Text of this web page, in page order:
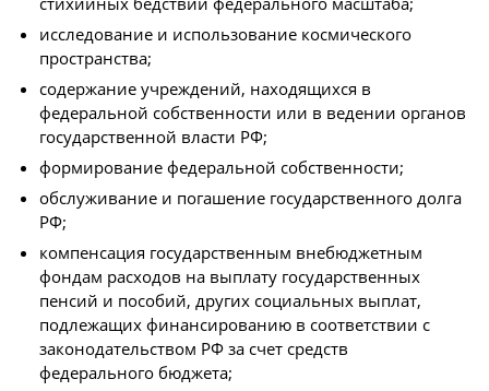
исследование и использование космического
пространства;
содержание учреждений, находящихся в
федеральной собственности или в ведении органов
государственной власти РФ;
формирование федеральной собственности;
обслуживание и погашение государственного долга
РФ;
компенсация государственным внебюджетным
фондам расходов на выплату государственных
пенсий и пособий, других социальных выплат,
подлежащих финансированию в соответствии с
законодательством РФ за счет средств
федерального бюджета;